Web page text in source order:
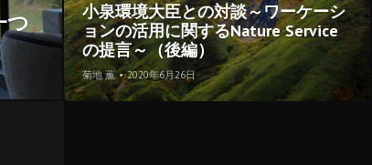
つ
小泉環境大臣との対談～ワーケーシ
ョンの活用に関するNature Service
の提言～（後編）
菊地 薫 • 2020年6月26日